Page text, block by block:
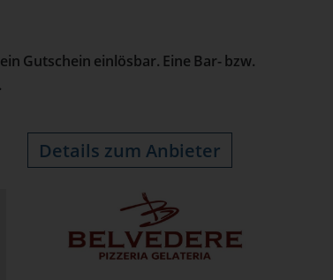
Gutschein einlösbar. Eine Bar- bzw.
Details zum Anbieter